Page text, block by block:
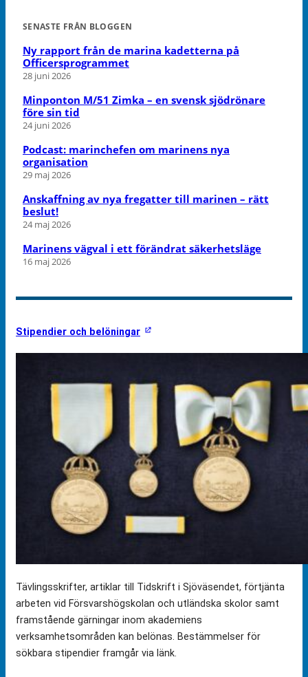
SENASTE FRÅN BLOGGEN
Ny rapport från de marina kadetterna på
Officersprogrammet
28 juni 2026
Minponton M/51 Zimka – en svensk sjödrönare
före sin tid
24 juni 2026
Podcast: marinchefen om marinens nya
organisation
29 maj 2026
Anskaffning av nya fregatter till marinen – rätt
beslut!
24 maj 2026
Marinens vägval i ett förändrat säkerhetsläge
16 maj 2026
Stipendier och belöningar
Tävlingsskrifter, artiklar till Tidskrift i Sjöväsendet, förtjänta
arbeten vid Försvarshögskolan och utländska skolor samt
framstående gärningar inom akademiens
verksamhetsområden kan belönas. Bestämmelser för
sökbara stipendier framgår via länk.